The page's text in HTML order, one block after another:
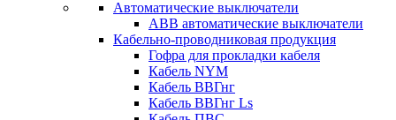
Автоматические выключатели
ABB автоматические выключатели
Кабельно-проводниковая продукция
Гофра для прокладки кабеля
Кабель NYM
Кабель ВВГнг
Кабель ВВГнг Ls